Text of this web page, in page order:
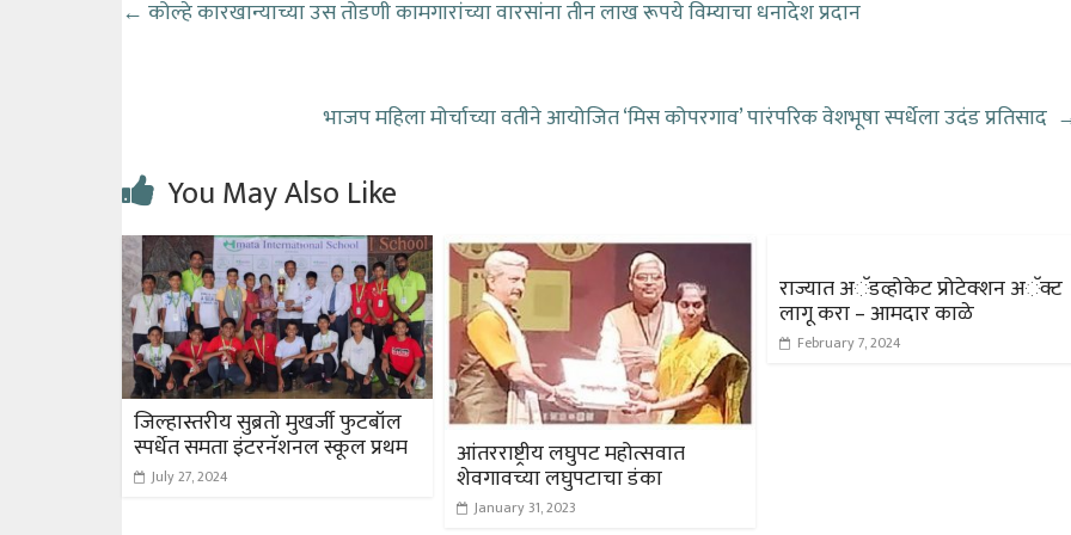
← कोल्हे कारखान्याच्या उस तोडणी कामगारांच्या वारसांना तीन लाख रूपये विम्याचा धनादेश प्रदान
भाजप महिला मोर्चाच्या वतीने आयोजित ‘मिस कोपरगाव’ पारंपरिक वेशभूषा स्पर्धेला उदंड प्रतिसाद
You May Also Like
जिल्हास्तरीय सुब्रतो मुखर्जी फुटबॉल
स्पर्धेत समता इंटरनॅशनल स्कूल प्रथम
July 27, 2024
आंतरराष्ट्रीय लघुपट महोत्सवात
शेवगावच्या लघुपटाचा डंका
January 31, 2023
राज्यात अॅडव्होकेट प्रोटेक्शन अॅक्ट
लागू करा – आमदार काळे
February 7, 2024